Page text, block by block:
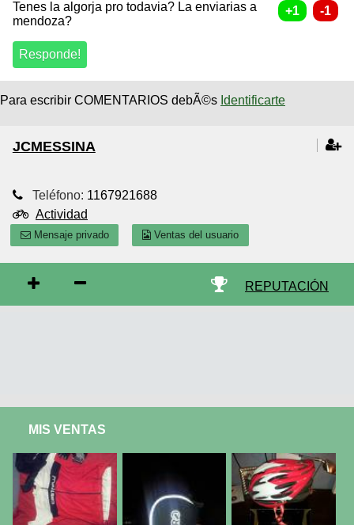
Tenes la algorja pro todavia? La enviarias a
mendoza?
Para escribir COMENTARIOS debÃ©s Identificarte
JCMESSINA
Teléfono: 1167921688
Actividad
Mensaje privado Ventas del usuario
REPUTACIÓN
MIS VENTAS